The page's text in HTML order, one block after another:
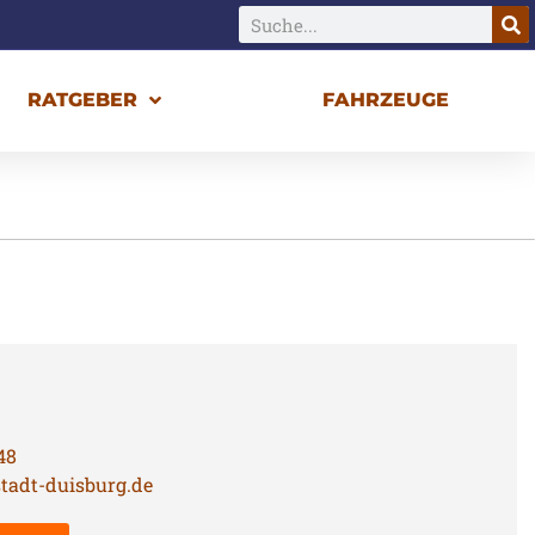
RATGEBER FAHRZEUGE
duisburg.de